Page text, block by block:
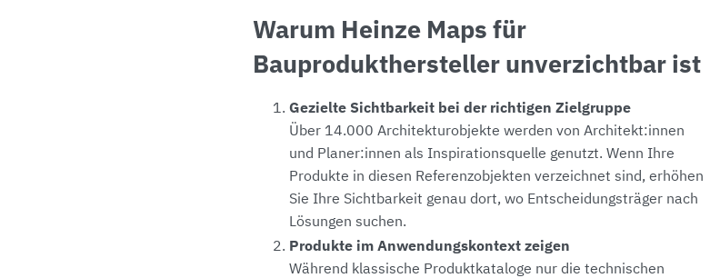
Warum Heinze Maps für
Bauprodukthersteller unverzichtbar ist
Gezielte Sichtbarkeit bei der richtigen Zielgruppe
Über 14.000 Architekturobjekte werden von Architekt:innen
und Planer:innen als Inspirationsquelle genutzt. Wenn Ihre
Produkte in diesen Referenzobjekten verzeichnet sind, erhöhen
Sie Ihre Sichtbarkeit genau dort, wo Entscheidungsträger nach
Lösungen suchen.
Produkte im Anwendungskontext zeigen
Während klassische Produktkataloge nur die technischen